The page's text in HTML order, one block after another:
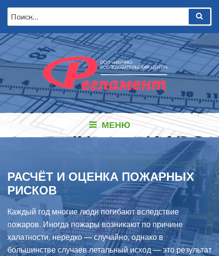
Перейти
содержимому
Искать:
МЕНЮ
РАСЧЁТ И ОЦЕНКА ПОЖАРНЫХ
РИСКОВ
Каждый год многие люди погибают вследствие
пожаров. Иногда пожары возникают по причине
халатности, нередко — случайно, однако в
большинстве случаев летальный исход — это результат